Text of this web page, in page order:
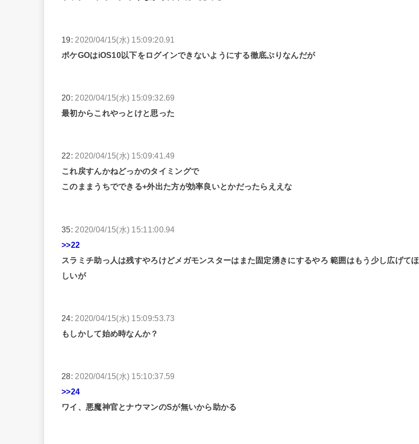
19: 2020/04/15(水) 15:09:20.91
ポケGOはiOS10以下をログインできないようにする徹底ぷりなんだが
20: 2020/04/15(水) 15:09:32.69
最初からこれやっとけと思った
22: 2020/04/15(水) 15:09:41.49
これ戻すんかねどっかのタイミングで
このままうちでできる+外出た方が効率良いとかだったらええな
35: 2020/04/15(水) 15:11:00.94
>>22
スラミチ助っ人は残すやろけどメガモンスターはまた固定湧きにするやろ 範囲はもう少し広げてほ
しいが
24: 2020/04/15(水) 15:09:53.73
もしかして始め時なんか？
28: 2020/04/15(水) 15:10:37.59
>>24
ワイ、悪魔神官とナウマンのSが無いから助かる